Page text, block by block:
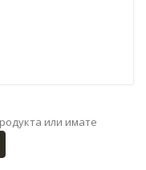
или имате